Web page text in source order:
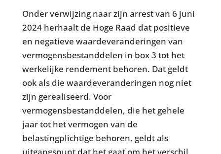
Onder verwijzing naar zijn arrest van 6 juni
2024 herhaalt de Hoge Raad dat positieve
en negatieve waardeveranderingen van
vermogensbestanddelen in box 3 tot het
werkelijke rendement behoren. Dat geldt
ook als die waardeveranderingen nog niet
zijn gerealiseerd. Voor
vermogensbestanddelen, die het gehele
jaar tot het vermogen van de
belastingplichtige behoren, geldt als